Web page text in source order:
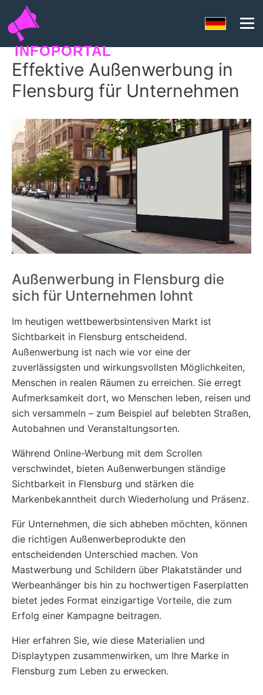
INFOPORTAL
SEORANKO
Effektive Außenwerbung in
Flensburg für Unternehmen
Außenwerbung in Flensburg die
sich für Unternehmen lohnt
Im heutigen wettbewerbsintensiven Markt ist
Sichtbarkeit in Flensburg entscheidend.
Außenwerbung ist nach wie vor eine der
zuverlässigsten und wirkungsvollsten Möglichkeiten,
Menschen in realen Räumen zu erreichen. Sie erregt
Aufmerksamkeit dort, wo Menschen leben, reisen und
sich versammeln – zum Beispiel auf belebten Straßen,
Autobahnen und Veranstaltungsorten.
Während Online-Werbung mit dem Scrollen
verschwindet, bieten Außenwerbungen ständige
Sichtbarkeit in Flensburg und stärken die
Markenbekanntheit durch Wiederholung und Präsenz.
Für Unternehmen, die sich abheben möchten, können
die richtigen Außenwerbeprodukte den
entscheidenden Unterschied machen. Von
Mastwerbung und Schildern über Plakatständer und
Werbeanhänger bis hin zu hochwertigen Faserplatten
bietet jedes Format einzigartige Vorteile, die zum
Erfolg einer Kampagne beitragen.
Hier erfahren Sie, wie diese Materialien und
Displaytypen zusammenwirken, um Ihre Marke in
Flensburg zum Leben zu erwecken.